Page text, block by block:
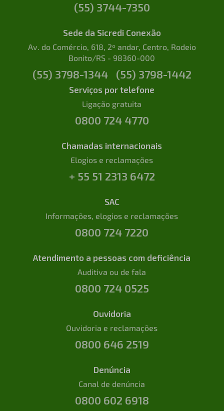
(55) 3744-7350
Sede da Sicredi Conexão
Av. do Comércio, 618, 2º andar, Centro, Rodeio
Bonito/RS - 98360-000
(55) 3798-1344 (55) 3798-1442
Serviços por telefone
Ligação gratuita
0800 724 4770
Chamadas internacionais
Elogios e reclamações
+ 55 51 2313 6472
SAC
Informações, elogios e reclamações
0800 724 7220
Atendimento a pessoas com deficiência
Auditiva ou de fala
0800 724 0525
Ouvidoria
Ouvidoria e reclamações
0800 646 2519
Denúncia
Canal de denúncia
0800 602 6918